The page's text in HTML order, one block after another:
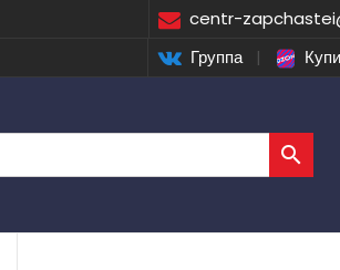
centr-
Группа |
